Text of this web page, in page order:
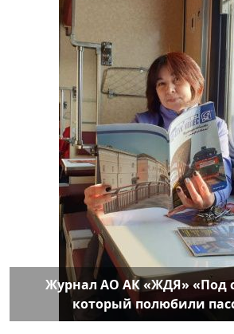
Журнал АО АК «ЖДЯ» «Под
который полюбили